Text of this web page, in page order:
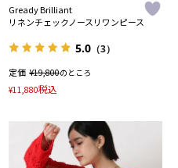
Gready Brilliant
リネンチェックノースリワンピース
5.0 （3）
定価 ¥19,800のところ
¥11,880税込